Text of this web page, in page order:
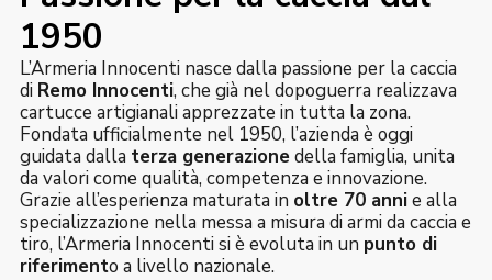
1950
L’Armeria Innocenti nasce dalla passione per la caccia
di Remo Innocenti, che già nel dopoguerra realizzava
cartucce artigianali apprezzate in tutta la zona.
Fondata ufficialmente nel 1950, l’azienda è oggi
guidata dalla terza generazionedella famiglia, unita
da valori come qualità, competenza e innovazione.
Grazie all’esperienza maturata in oltre 70 annie alla
specializzazione nella messa a misura di armi da caccia e
tiro, l’Armeria Innocenti si è evoluta in un punto di
riferimento a livello nazionale.